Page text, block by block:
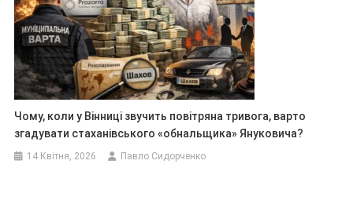
Чому, коли у Вінниці звучить повітряна тривога, варто
згадувати стаханівського «обнальщика» Януковича?
14 Квітня, 2026 Павло Сидорченко